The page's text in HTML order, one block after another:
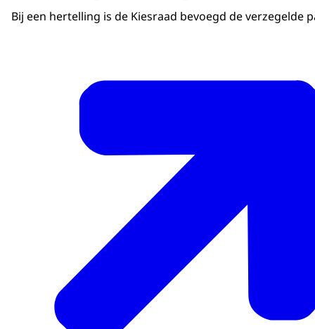
Bij een hertelling is de Kiesraad bevoegd de